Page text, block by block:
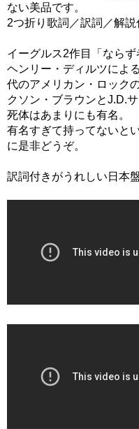
ない美品です。
2つ折り歌詞／訳詞／解説
イーグルス2作目「ならず
ヘンリー・ディルツによ
代のアメリカン・ロック
クソン・ブラウンとJ.D.
死体はあまりにも有名。
有名すぎて持ってないと
に是非どうぞ。
訳詞付きがうれしい日本